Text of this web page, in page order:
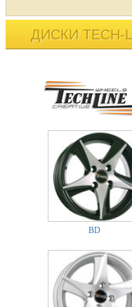
ДИСКИ TECH-
BD